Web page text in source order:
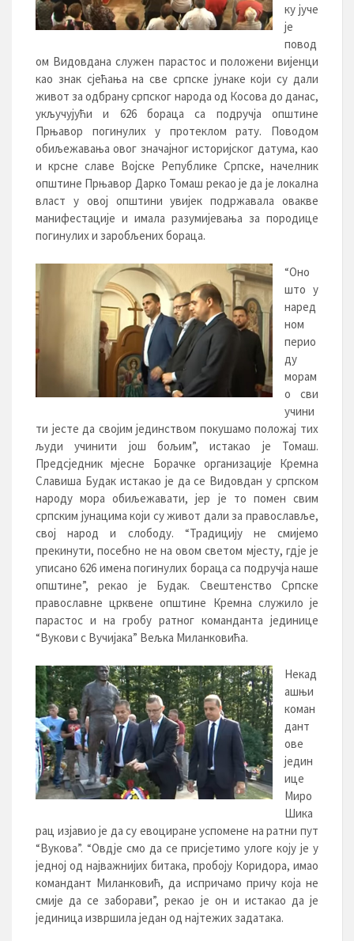
ку јуче
је
повод
ом Видовдана служен парастос и положени вијенци
као знак сјећања на све српске јунаке који су дали
живот за одбрану српског народа од Косова до данас,
укључујући и 626 бораца са подручја општине
Прњавор погинулих у протеклом рату. Поводом
обиљежавања овог значајног историјског датума, као
и крсне славе Војске Републике Српске, начелник
општине Прњавор Дарко Томаш рекао је да је локална
власт у овој општини увијек подржавала овакве
манифестације и имала разумијевања за породице
погинулих и заробљених бораца.
“Оно
што у
наред
ном
перио
ду
морам
о сви
учини
ти јесте да својим јединством покушамо положај тих
људи учинити још бољим”, истакао је Томаш.
Предсједник мјесне Борачке организације Кремна
Славиша Будак истакао је да се Видовдан у српском
народу мора обиљежавати, јер је то помен свим
српским јунацима који су живот дали за православље,
свој народ и слободу. “Традицију не смијемо
прекинути, посебно не на овом светом мјесту, гдје је
уписано 626 имена погинулих бораца са подручја наше
општине”, рекао је Будак. Свештенство Српске
православне црквене општине Кремна служило је
парастос и на гробу ратног команданта јединице
“Вукови с Вучијака” Вељка Миланковића.
Некад
ашњи
коман
дант
ове
једин
ице
Миро
Шика
рац изјавио је да су евоциране успомене на ратни пут
“Вукова”. “Овдје смо да се присјетимо улоге коју је у
једној од најважнијих битака, пробоју Коридора, имао
командант Миланковић, да испричамо причу која не
смије да се заборави”, рекао је он и истакао да је
јединица извршила један од најтежих задатака.